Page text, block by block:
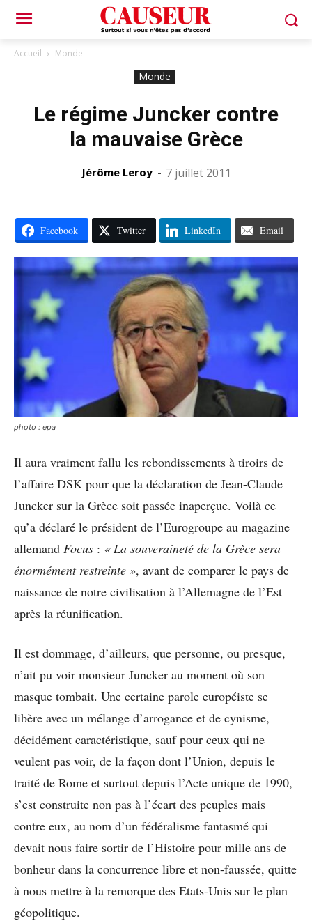
Accueil Monde
Monde
Le régime Juncker contre
la mauvaise Grèce
Jérôme Leroy - 7 juillet 2011
Facebook Twitter LinkedIn Email
photo : epa
Il aura vraiment fallu les rebondissements à tiroirs de
l’affaire DSK pour que la déclaration de Jean-Claude
Juncker sur la Grèce soit passée inaperçue. Voilà ce
qu’a déclaré le président de l’Eurogroupe au magazine
allemand Focus : « La souveraineté de la Grèce sera
énormément restreinte », avant de comparer le pays de
naissance de notre civilisation à l’Allemagne de l’Est
après la réunification.
Il est dommage, d’ailleurs, que personne, ou presque,
n’ait pu voir monsieur Juncker au moment où son
masque tombait. Une certaine parole européiste se
libère avec un mélange d’arrogance et de cynisme,
décidément caractéristique, sauf pour ceux qui ne
veulent pas voir, de la façon dont l’Union, depuis le
traité de Rome et surtout depuis l’Acte unique de 1990,
s’est construite non pas à l’écart des peuples mais
contre eux, au nom d’un fédéralisme fantasmé qui
devait nous faire sortir de l’Histoire pour mille ans de
bonheur dans la concurrence libre et non-faussée, quitte
à nous mettre à la remorque des Etats-Unis sur le plan
géopolitique.